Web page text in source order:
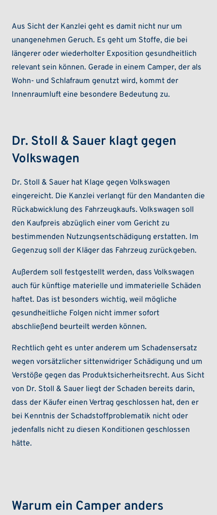
Aus Sicht der Kanzlei geht es damit nicht nur um
unangenehmen Geruch. Es geht um Stoffe, die bei
längerer oder wiederholter Exposition gesundheitlich
relevant sein können. Gerade in einem Camper, der als
Wohn- und Schlafraum genutzt wird, kommt der
Innenraumluft eine besondere Bedeutung zu.
Dr. Stoll & Sauer klagt gegen
Volkswagen
Dr. Stoll & Sauer hat Klage gegen Volkswagen
eingereicht. Die Kanzlei verlangt für den Mandanten die
Rückabwicklung des Fahrzeugkaufs. Volkswagen soll
den Kaufpreis abzüglich einer vom Gericht zu
bestimmenden Nutzungsentschädigung erstatten. Im
Gegenzug soll der Kläger das Fahrzeug zurückgeben.
Außerdem soll festgestellt werden, dass Volkswagen
auch für künftige materielle und immaterielle Schäden
haftet. Das ist besonders wichtig, weil mögliche
gesundheitliche Folgen nicht immer sofort
abschließend beurteilt werden können.
Rechtlich geht es unter anderem um Schadensersatz
wegen vorsätzlicher sittenwidriger Schädigung und um
Verstöße gegen das Produktsicherheitsrecht. Aus Sicht
von Dr. Stoll & Sauer liegt der Schaden bereits darin,
dass der Käufer einen Vertrag geschlossen hat, den er
bei Kenntnis der Schadstoffproblematik nicht oder
jedenfalls nicht zu diesen Konditionen geschlossen
hätte.
Warum ein Camper anders